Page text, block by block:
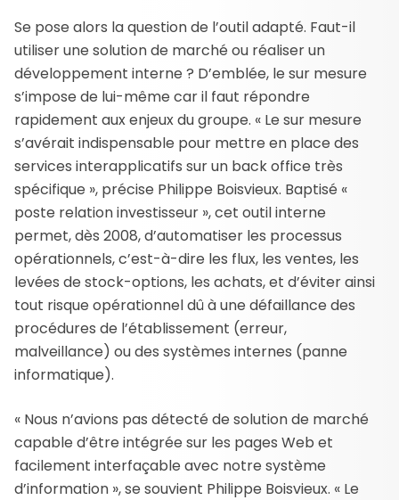
Se pose alors la question de l’outil adapté. Faut-il
utiliser une solution de marché ou réaliser un
développement interne ? D’emblée, le sur mesure
s’impose de lui-même car il faut répondre
rapidement aux enjeux du groupe. « Le sur mesure
s’avérait indispensable pour mettre en place des
services interapplicatifs sur un back office très
spécifique », précise Philippe Boisvieux. Baptisé «
poste relation investisseur », cet outil interne
permet, dès 2008, d’automatiser les processus
opérationnels, c’est-à-dire les flux, les ventes, les
levées de stock-options, les achats, et d’éviter ainsi
tout risque opérationnel dû à une défaillance des
procédures de l’établissement (erreur,
malveillance) ou des systèmes internes (panne
informatique).
« Nous n’avions pas détecté de solution de marché
capable d’être intégrée sur les pages Web et
facilement interfaçable avec notre système
d’information », se souvient Philippe Boisvieux. « Le